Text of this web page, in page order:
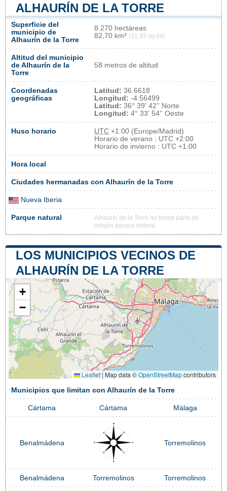
ALHAURÍN DE LA TORRE
Superficie del
municipio de
Alhaurín de la Torre
8 270 hectáreas
82,70 km² (31,93 sq mi)
Altitud del municipio
de Alhaurín de la
Torre
58 metros de altitud
Coordenadas
geográficas
Latitud: 36.6618
Longitud: -4.56499
Latitud: 36° 39' 42'' Norte
Longitud: 4° 33' 54'' Oeste
Huso horario UTC +1:00 (Europe/Madrid)
Horario de verano : UTC +2:00
Horario de invierno : UTC +1:00
Hora local
Ciudades hermanadas con Alhaurín de la Torre
Nueva Iberia
Parque natural
Alhaurín de la Torre no forma parte de
ningún parque natural
LOS MUNICIPIOS VECINOS DE
ALHAURÍN DE LA TORRE
+
−
Leaflet | Map data ©OpenStreetMapcontributors
Municipios que limitan con Alhaurín de la Torre
Cártama Cártama Málaga
Benalmádena Torremolinos
Benalmádena Torremolinos Torremolinos